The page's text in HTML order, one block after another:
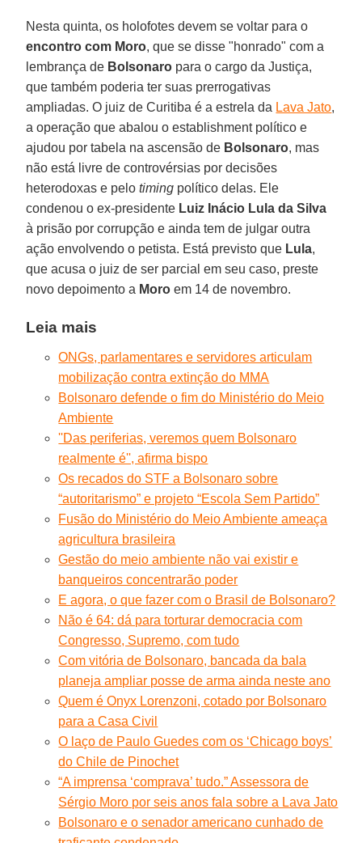
Nesta quinta, os holofotes devem se voltar para o
encontro com Moro, que se disse "honrado" com a
lembrança de Bolsonaro para o cargo da Justiça,
que também poderia ter suas prerrogativas
ampliadas. O juiz de Curitiba é a estrela da Lava Jato,
a operação que abalou o establishment político e
ajudou por tabela na ascensão de Bolsonaro, mas
não está livre de controvérsias por decisões
heterodoxas e pelotiming político delas. Ele
condenou o ex-presidente Luiz Inácio Lula da Silva
à prisão por corrupção e ainda tem de julgar outra
ação envolvendo o petista. Está previsto que Lula,
que acusa o juiz de ser parcial em seu caso, preste
novo depoimento a Moro em 14 de novembro.
Leia mais
ONGs, parlamentares e servidores articulam
mobilização contra extinção do MMA
Bolsonaro defende o fim do Ministério do Meio
Ambiente
''Das periferias, veremos quem Bolsonaro
realmente é'', afirma bispo
Os recados do STF a Bolsonaro sobre
“autoritarismo” e projeto “Escola Sem Partido”
Fusão do Ministério do Meio Ambiente ameaça
agricultura brasileira
Gestão do meio ambiente não vai existir e
banqueiros concentrarão poder
E agora, o que fazer com o Brasil de Bolsonaro?
Não é 64: dá para torturar democracia com
Congresso, Supremo, com tudo
Com vitória de Bolsonaro, bancada da bala
planeja ampliar posse de arma ainda neste ano
Quem é Onyx Lorenzoni, cotado por Bolsonaro
para a Casa Civil
O laço de Paulo Guedes com os ‘Chicago boys’
do Chile de Pinochet
“A imprensa ‘comprava’ tudo.” Assessora de
Sérgio Moro por seis anos fala sobre a Lava Jato
Bolsonaro e o senador americano cunhado de